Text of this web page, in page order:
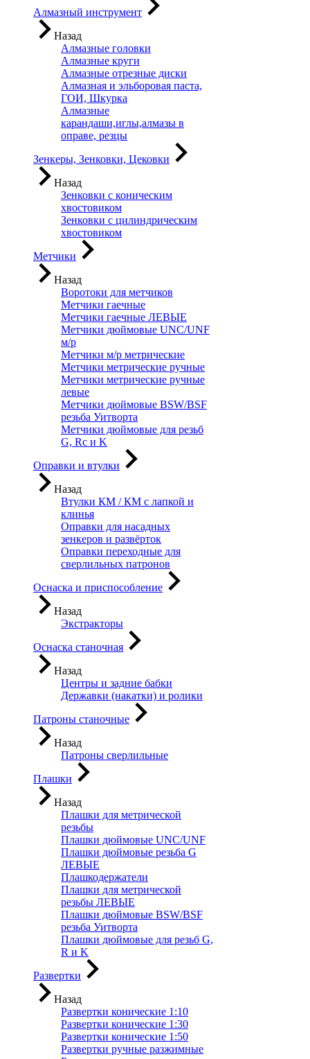
Алмазный инструмент
Назад
Алмазные головки
Алмазные круги
Алмазные отрезные диски
Алмазная и эльборовая паста,
ГОИ, Шкурка
Алмазные
карандаши,иглы,алмазы в
оправе, резцы
Зенкеры, Зенковки, Цековки
Назад
Зенковки с коническим
хвостовиком
Зенковки с цилиндрическим
хвостовиком
Метчики
Назад
Воротоки для метчиков
Метчики гаечные
Метчики гаечные ЛЕВЫЕ
Метчики дюймовые UNC/UNF
м/р
Метчики м/р метрические
Метчики метрические ручные
Метчики метрические ручные
левые
Метчики дюймовые BSW/BSF
резьба Уитворта
Метчики дюймовые для резьб
G, Rc и K
Оправки и втулки
Назад
Втулки КМ / КМ с лапкой и
клинья
Оправки для насадных
зенкеров и развёрток
Оправки переходные для
сверлильных патронов
Оснаска и приспособление
Назад
Экстракторы
Оснаска станочная
Назад
Центры и задние бабки
Державки (накатки) и ролики
Патроны станочные
Назад
Патроны сверлильные
Плашки
Назад
Плашки для метрической
резьбы
Плашки дюймовые UNC/UNF
Плашки дюймовые резьба G
ЛЕВЫЕ
Плашкодержатели
Плашки для метрической
резьбы ЛЕВЫЕ
Плашки дюймовые BSW/BSF
резьба Уитворта
Плашки дюймовые для резьб G,
R и K
Развертки
Назад
Развертки конические 1:10
Развертки конические 1:30
Развертки конические 1:50
Развертки ручные разжимные